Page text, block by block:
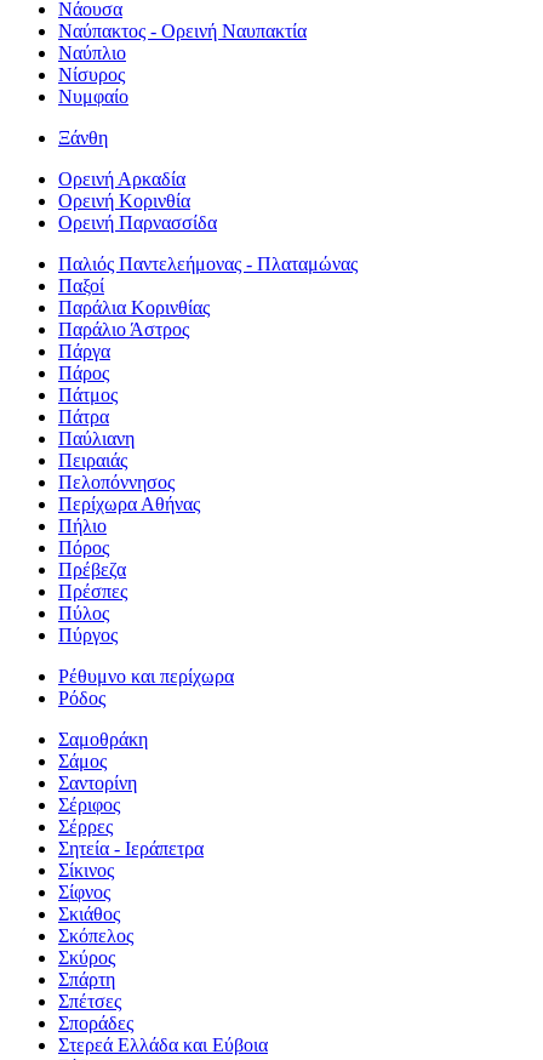
Νάουσα
Ναύπακτος - Ορεινή Ναυπακτία
Ναύπλιο
Νίσυρος
Νυμφαίο
Ξάνθη
Ορεινή Αρκαδία
Ορεινή Κορινθία
Ορεινή Παρνασσίδα
Παλιός Παντελεήμονας - Πλαταμώνας
Παξοί
Παράλια Κορινθίας
Παράλιο Άστρος
Πάργα
Πάρος
Πάτμος
Πάτρα
Παύλιανη
Πειραιάς
Πελοπόννησος
Περίχωρα Αθήνας
Πήλιο
Πόρος
Πρέβεζα
Πρέσπες
Πύλος
Πύργος
Ρέθυμνο και περίχωρα
Ρόδος
Σαμοθράκη
Σάμος
Σαντορίνη
Σέριφος
Σέρρες
Σητεία - Ιεράπετρα
Σίκινος
Σίφνος
Σκιάθος
Σκόπελος
Σκύρος
Σπάρτη
Σπέτσες
Σποράδες
Στερεά Ελλάδα και Εύβοια